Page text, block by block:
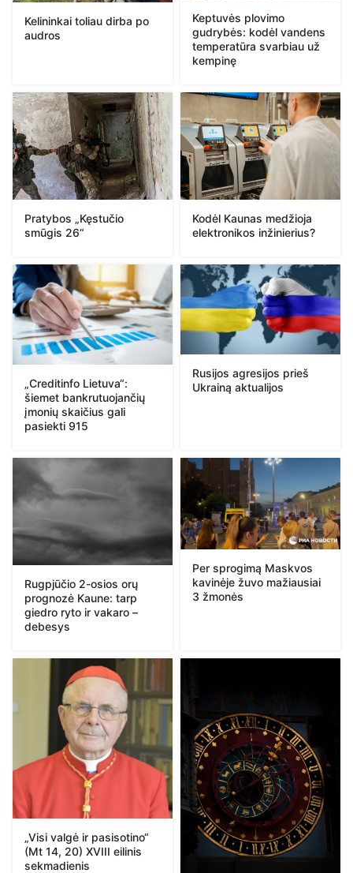
Kelininkai toliau dirba po
audros
Keptuvės plovimo
gudrybės: kodėl vandens
temperatūra svarbiau už
kempinę
Pratybos „Kęstučio
smūgis 26“
Kodėl Kaunas medžioja
elektronikos inžinierius?
„Creditinfo Lietuva“:
šiemet bankrutuojančių
įmonių skaičius gali
pasiekti 915
Rusijos agresijos prieš
Ukrainą aktualijos
Rugpjūčio 2-osios orų
prognozė Kaune: tarp
giedro ryto ir vakaro –
debesys
Per sprogimą Maskvos
kavinėje žuvo mažiausiai
3 žmonės
„Visi valgė ir pasisotino“
(Mt 14, 20) XVIII eilinis
sekmadienis